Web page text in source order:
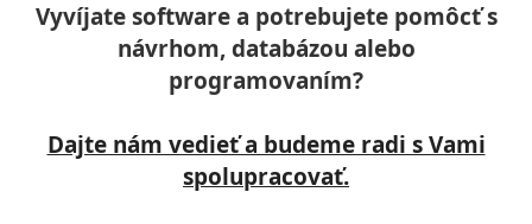
Vyvíjate software a potrebujete pomôcť s
návrhom, databázou alebo
programovaním?
Dajte nám vedieť a budeme radi s Vami
spolupracovať.